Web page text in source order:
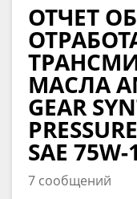
ОТЧЕТ
МАСЛА
GEAR
SAE 75W-
7 сообщений